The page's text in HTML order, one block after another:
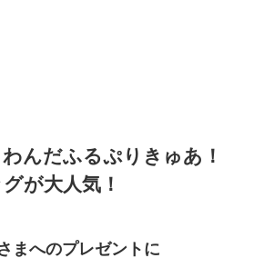
わんだふるぷりきゅあ！
グが大人気！
まへのプレゼントに